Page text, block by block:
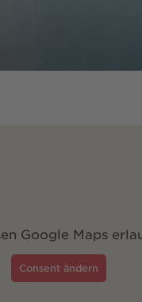
Google Maps
Consent ändern